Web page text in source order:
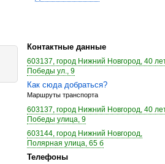
Контактные данные
603137, город Нижний Новгород, 40
Победы ул., 9
Как сюда добраться?
Маршруты транспорта
603137, город Нижний Новгород, 40
Победы улица, 9
603144, город Нижний Новгород,
Полярная улица, 65 б
Телефоны